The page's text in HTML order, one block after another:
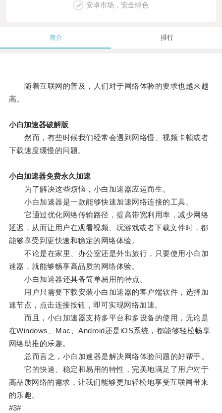
安卓市场，安全绿色
简介 排行
随着互联网的普及，人们对于网络体验的要求也越来越
高。
小白加速器破解版
然而，有些时候我们经常会遇到网络慢、视频卡顿或者
下载速度缓慢的问题。
小白加速器免费永久加速
为了解决这些烦恼，小白加速器应运而生。
小白加速器是一款能够快速加速网络连接的工具。
它通过优化网络传输路径，提高带宽利用率，减少网络
延迟，从而让用户在观看视频、玩游戏或者下载文件时，都
能够享受到更快速和稳定的网络体验。
不论是在家里、办公室还是外出旅行，只要使用小白加
速器，就能够畅享高品质的网络体验。
小白加速器还具备简单易用的特点。
用户只需要下载安装小白加速器的客户端软件，选择加
速节点，点击连接按钮，即可实现网络加速。
而且，小白加速器支持多平台和多设备的使用，无论是
在Windows、Mac、Android还是iOS系统，都能够轻松畅享
网络助推的乐趣。
总而言之，小白加速器是解决网络体验问题的好帮手。
它的快速、稳定和易用的特性，完美地满足了用户对于
高品质网络的需求，让我们能够更加轻松地享受互联网带来
的乐趣。
#3#